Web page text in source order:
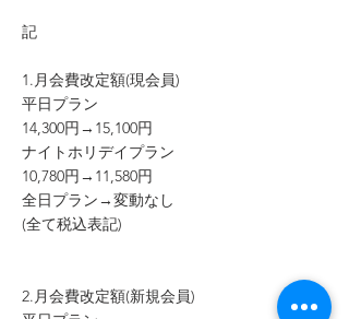
記
1.月会費改定額(現会員)
平日プラン
14,300円→15,100円
ナイトホリデイプラン
10,780円→11,580円
全日プラン→変動なし
(全て税込表記)
2.月会費改定額(新規会員)